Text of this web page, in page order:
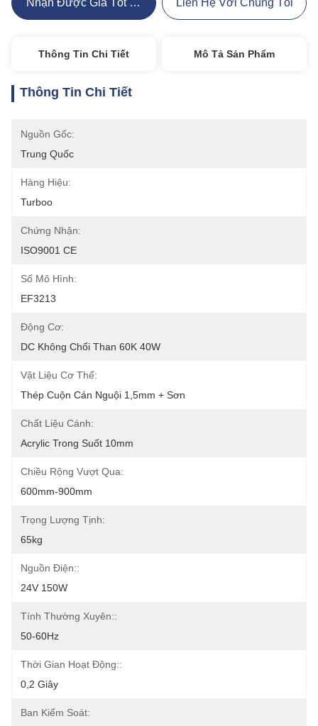
Nhận Được Giá Tốt Nhất Liên Hệ Với Chúng Tôi
Thông Tin Chi Tiết Mô Tả Sản Phẩm
Thông Tin Chi Tiết
Nguồn Gốc:
Trung Quốc
Hàng Hiệu:
Turboo
Chứng Nhận:
ISO9001 CE
Số Mô Hình:
EF3213
Động Cơ:
DC Không Chổi Than 60K 40W
Vật Liệu Cơ Thể:
Thép Cuộn Cán Nguội 1,5mm + Sơn
Chất Liệu Cánh:
Acrylic Trong Suốt 10mm
Chiều Rộng Vượt Qua:
600mm-900mm
Trọng Lượng Tịnh:
65kg
Nguồn Điện::
24V 150W
Tính Thường Xuyên::
50-60Hz
Thời Gian Hoạt Động::
0,2 Giây
Ban Kiểm Soát: